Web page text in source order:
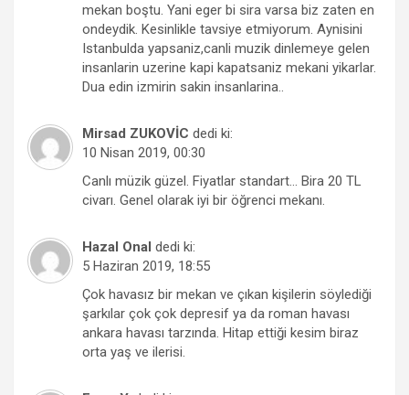
mekan boştu. Yani eger bi sira varsa biz zaten en
ondeydik. Kesinlikle tavsiye etmiyorum. Aynisini
Istanbulda yapsaniz,canli muzik dinlemeye gelen
insanlarin uzerine kapi kapatsaniz mekani yikarlar.
Dua edin izmirin sakin insanlarina..
Mirsad ZUKOVİC dedi ki:
10 Nisan 2019, 00:30
Canlı müzik güzel. Fiyatlar standart… Bira 20 TL
civarı. Genel olarak iyi bir öğrenci mekanı.
Hazal Onal dedi ki:
5 Haziran 2019, 18:55
Çok havasız bir mekan ve çıkan kişilerin söylediği
şarkılar çok çok depresif ya da roman havası
ankara havası tarzında. Hitap ettiği kesim biraz
orta yaş ve ilerisi.